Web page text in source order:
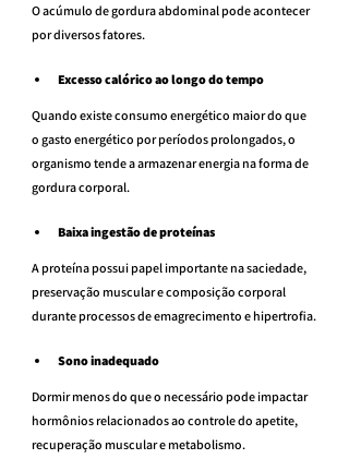
O acúmulo de gordura abdominal pode acontecer
por diversos fatores.
Excesso calórico ao longo do tempo
Quando existe consumo energético maior do que
o gasto energético por períodos prolongados, o
organismo tende a armazenar energia na forma de
gordura corporal.
Baixa ingestão de proteínas
A proteína possui papel importante na saciedade,
preservação muscular e composição corporal
durante processos de emagrecimento e hipertrofia.
Sono inadequado
Dormir menos do que o necessário pode impactar
hormônios relacionados ao controle do apetite,
recuperação muscular e metabolismo.